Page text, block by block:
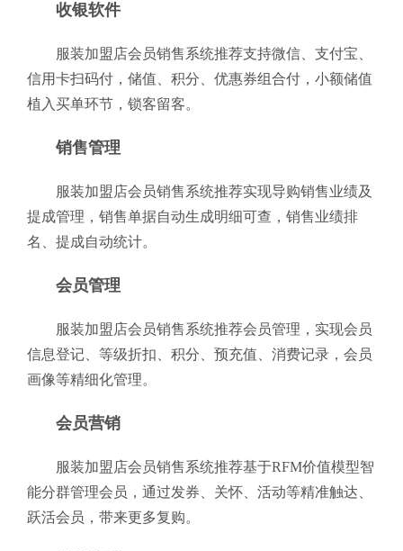
收银软件
服装加盟店会员销售系统推荐支持微信、支付宝、
信用卡扫码付，储值、积分、优惠券组合付，小额储值
植入买单环节，锁客留客。
销售管理
服装加盟店会员销售系统推荐实现导购销售业绩及
提成管理，销售单据自动生成明细可查，销售业绩排
名、提成自动统计。
会员管理
服装加盟店会员销售系统推荐会员管理，实现会员
信息登记、等级折扣、积分、预充值、消费记录，会员
画像等精细化管理。
会员营销
服装加盟店会员销售系统推荐基于RFM价值模型智
能分群管理会员，通过发券、关怀、活动等精准触达、
跃活会员，带来更多复购。